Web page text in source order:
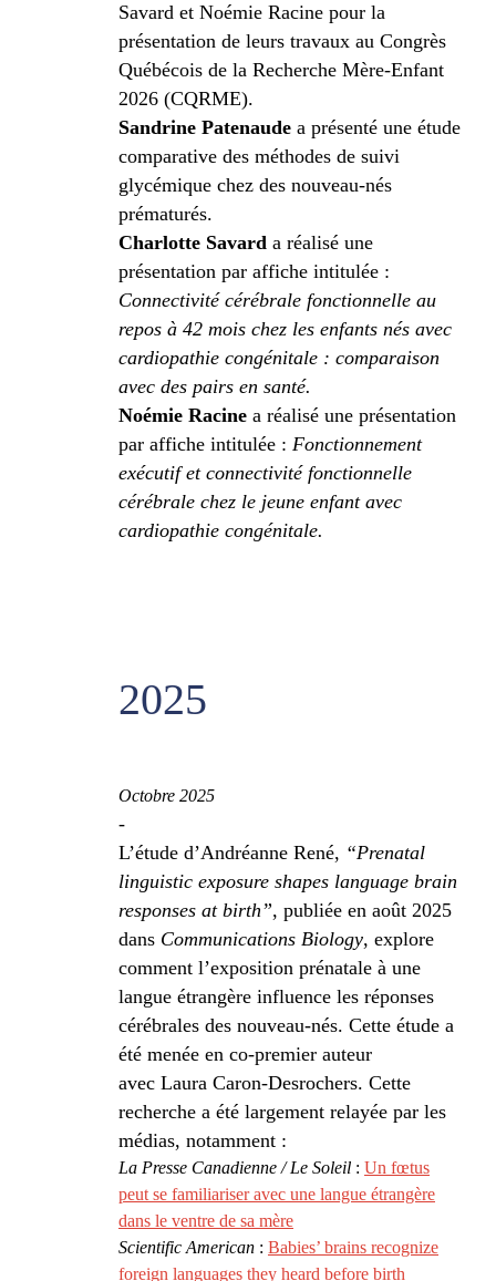
Savard et Noémie Racine pour la
présentation de leurs travaux au Congrès
Québécois de la Recherche Mère-Enfant
2026 (CQRME).
Sandrine Patenaude a présenté une étude
comparative des méthodes de suivi
glycémique chez des nouveau-nés
prématurés.
Charlotte Savard a réalisé une
présentation par affiche intitulée :
Connectivité cérébrale fonctionnelle au
repos à 42 mois chez les enfants nés avec
cardiopathie congénitale : comparaison
avec des pairs en santé.
Noémie Racine a réalisé une présentation
par affiche intitulée : Fonctionnement
exécutif et connectivité fonctionnelle
cérébrale chez le jeune enfant avec
cardiopathie congénitale.
2025
Octobre 2025
-
L’étude d’Andréanne René, “Prenatal
linguistic exposure shapes language brain
responses at birth”, publiée en août 2025
dans Communications Biology, explore
comment l’exposition prénatale à une
langue étrangère influence les réponses
cérébrales des nouveau-nés. Cette étude a
été menée en co‑premier auteur
avec Laura Caron-Desrochers. Cette
recherche a été largement relayée par les
médias, notamment :
La Presse Canadienne / Le Soleil : Un fœtus
peut se familiariser avec une langue étrangère
dans le ventre de sa mère
Scientific American : Babies’ brains recognize
foreign languages they heard before birth